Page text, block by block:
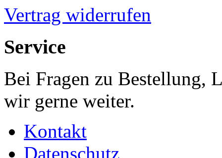
Vertrag widerrufen
Service
Bei Fragen zu Bestellung,
wir gerne weiter.
Kontakt
Datenschutz